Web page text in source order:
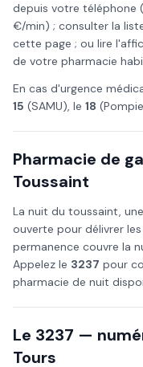
depuis votre téléphone
€/min) ; consulter la
cette page ; ou lire
de votre pharmacie
En cas d'urgence
15 (SAMU), le 18
Pharmacie de
Toussaint
La nuit du toussaint, une
ouverte pour délivrer
permanence couvre la
Appelez le 3237 pour
pharmacie de nuit
Le 3237 —
Tours